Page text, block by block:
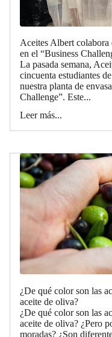
Aceites Albert
en el “Business
La pasada semana,
cincuenta estudiantes
nuestra planta de
Challenge”. Este...
Leer más...
¿De qué color son las
aceite de oliva?
¿De qué color son las
aceite de oliva? ¿Pero
moradas? ¿Son